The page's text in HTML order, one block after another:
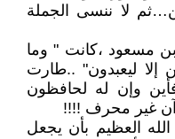
لا ننسى الجملة
مسعود ،كانت " وما
إلا ليعبدون" ..طارت
وإن له لحافظون
غير محرف !!!!
العظيم بأن يجعل